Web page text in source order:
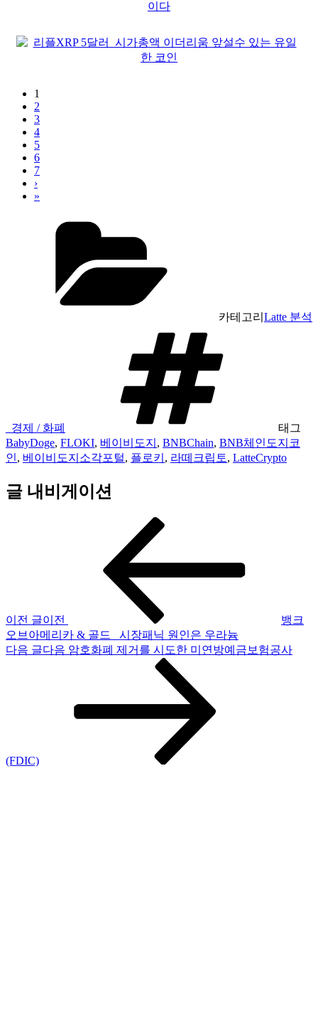
1
2
3
4
5
6
7
›
»
카테고리 Latte 분석
_경제 / 화폐
태그
BabyDoge, FLOKI, 베이비도지 , BNBChain, BNB체인도지코
인, 베이비도지소각포털, 플로키 , 라떼크립토, LatteCrypto
글 내비게이션
이전 글이전
뱅크
오브아메리카 & 골드 _시장패닉 원인은 우라늄
다음 글다음 암호화폐 제거를 시도한 미연방예금보험공사
(FDIC)